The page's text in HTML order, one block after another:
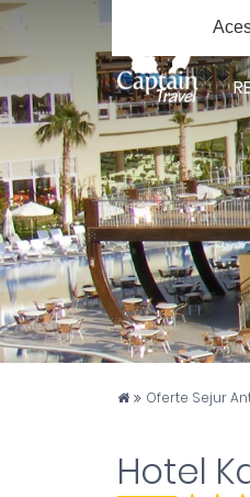
Captain Travel
Oferte Sejur
Hotel